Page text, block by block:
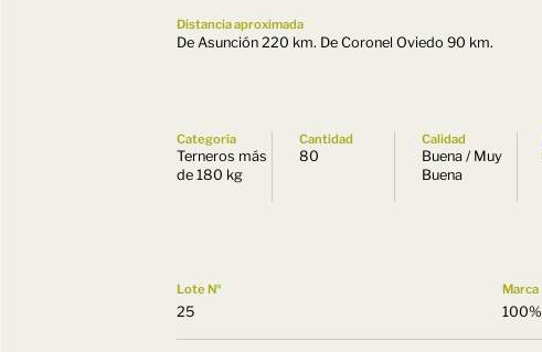
Distancia aproximada
De Asunción 220 km. De Coronel Oviedo 90 km.
Categoría
Terneros más
de 180 kg
Cantidad
80
Calidad
Buena / Muy
Buena
Lote Nº
25
Marca
100%